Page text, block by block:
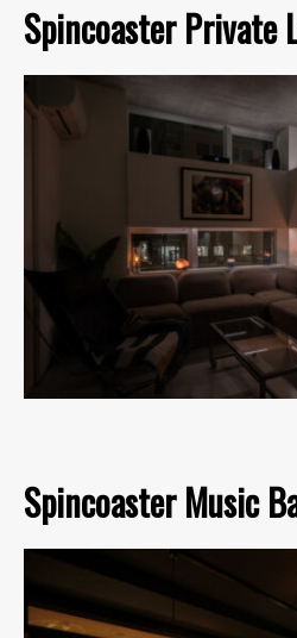
Spincoaster Private
Spincoaster Music